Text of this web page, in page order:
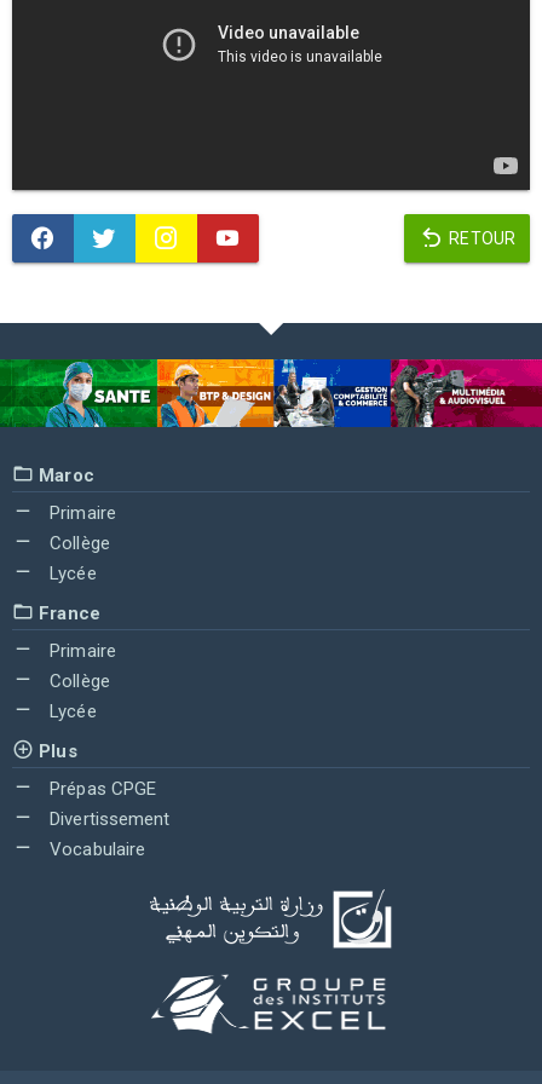
RETOUR
Maroc
Primaire
Collège
Lycée
France
Primaire
Collège
Lycée
Plus
Prépas CPGE
Divertissement
Vocabulaire